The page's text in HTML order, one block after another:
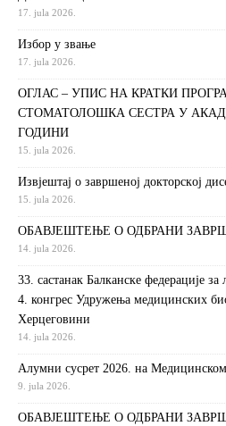
17. jula 2026.
Избор у звање
17. jula 2026.
ОГЛАС – УПИС НА КРАТКИ
СТОМАТОЛОШКА СЕСТРА У
ГОДИНИ
15. jula 2026.
Извjeштaj o зaвршeнoj дoктoрскoj
15. jula 2026.
ОБАВЈЕШТЕЊЕ О ОДБРАНИ
14. jula 2026.
33. састанак Балканске федерације
4. конгрес Удружења медицинских
Херцеговини
14. jula 2026.
Алумни сусрет 2026. на
9. jula 2026.
ОБАВЈЕШТЕЊЕ О ОДБРАНИ